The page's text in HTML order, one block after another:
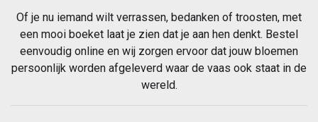
Of je nu iemand wilt verrassen, bedanken of troosten, met
een mooi boeket laat je zien dat je aan hen denkt. Bestel
eenvoudig online en wij zorgen ervoor dat jouw bloemen
persoonlijk worden afgeleverd waar de vaas ook staat in de
wereld.